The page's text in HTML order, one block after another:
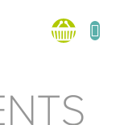
košík